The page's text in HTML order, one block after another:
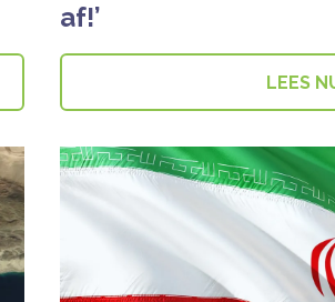
af!’
LEES